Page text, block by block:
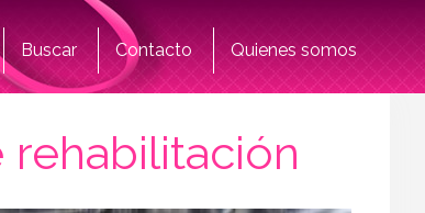
Buscar Contacto Quienes somos